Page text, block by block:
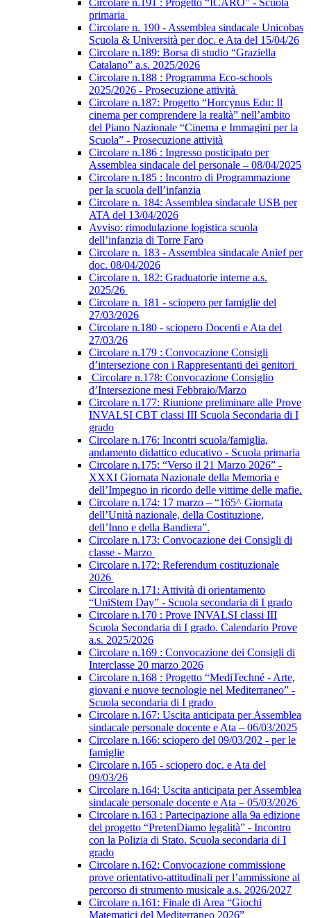
Circolare n.191 : Progetto “ICARO” - Scuola
primaria
Circolare n. 190 - Assemblea sindacale Unicobas
Scuola & Università per doc. e Ata del 15/04/26
Circolare n.189: Borsa di studio “Graziella
Catalano” a.s. 2025/2026
Circolare n.188 : Programma Eco-schools
2025/2026 - Prosecuzione attività
Circolare n.187: Progetto “Horcynus Edu: Il
cinema per comprendere la realtà” nell’ambito
del Piano Nazionale “Cinema e Immagini per la
Scuola” - Prosecuzione attività
Circolare n.186 : Ingresso posticipato per
Assemblea sindacale del personale – 08/04/2025
Circolare n.185 : Incontro di Programmazione
per la scuola dell’infanzia
Circolare n. 184: Assemblea sindacale USB per
ATA del 13/04/2026
Avviso: rimodulazione logistica scuola
dell’infanzia di Torre Faro
Circolare n. 183 - Assemblea sindacale Anief per
doc. 08/04/2026
Circolare n. 182: Graduatorie interne a.s.
2025/26
Circolare n. 181 - sciopero per famiglie del
27/03/2026
Circolare n.180 - sciopero Docenti e Ata del
27/03/26
Circolare n.179 : Convocazione Consigli
d’intersezione con i Rappresentanti dei genitori
Circolare n.178: Convocazione Consiglio
d’Intersezione mesi Febbraio/Marzo
Circolare n.177: Riunione preliminare alle Prove
INVALSI CBT classi III Scuola Secondaria di I
grado
Circolare n.176: Incontri scuola/famiglia,
andamento didattico educativo - Scuola primaria
Circolare n.175: “Verso il 21 Marzo 2026” -
XXXI Giornata Nazionale della Memoria e
dell’Impegno in ricordo delle vittime delle mafie.
Circolare n.174: 17 marzo – “165^ Giornata
dell’Unità nazionale, della Costituzione,
dell’Inno e della Bandiera”.
Circolare n.173: Convocazione dei Consigli di
classe - Marzo
Circolare n.172: Referendum costituzionale
2026
Circolare n.171: Attività di orientamento
“UniStem Day” - Scuola secondaria di I grado
Circolare n.170 : Prove INVALSI classi III
Scuola Secondaria di I grado. Calendario Prove
a.s. 2025/2026
Circolare n.169 : Convocazione dei Consigli di
Interclasse 20 marzo 2026
Circolare n.168 : Progetto “MediTechné - Arte,
giovani e nuove tecnologie nel Mediterraneo” -
Scuola secondaria di I grado
Circolare n.167: Uscita anticipata per Assemblea
sindacale personale docente e Ata – 06/03/2025
Circolare n.166: sciopero del 09/03/202 - per le
famiglie
Circolare n.165 - sciopero doc. e Ata del
09/03/26
Circolare n.164: Uscita anticipata per Assemblea
sindacale personale docente e Ata – 05/03/2026
Circolare n.163 : Partecipazione alla 9a edizione
del progetto “PretenDiamo legalità” - Incontro
con la Polizia di Stato. Scuola secondaria di I
grado
Circolare n.162: Convocazione commissione
prove orientativo-attitudinali per l’ammissione al
percorso di strumento musicale a.s. 2026/2027
Circolare n.161: Finale di Area “Giochi
Matematici del Mediterraneo 2026”